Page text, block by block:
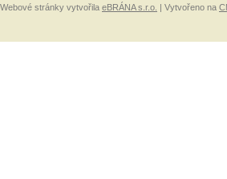
Webové stránky vytvořila eBRÁNA s.r.o. | Vytvořeno na